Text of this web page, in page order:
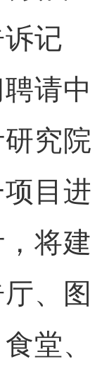
记
请中
究院
目进
将建
、图
堂、